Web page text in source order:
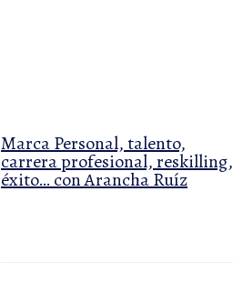
Marca Personal, talento,
carrera profesional, reskilling,
éxito… con Arancha Ruíz